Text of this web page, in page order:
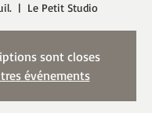
  |
Le Petit Studio
sont closes
événements